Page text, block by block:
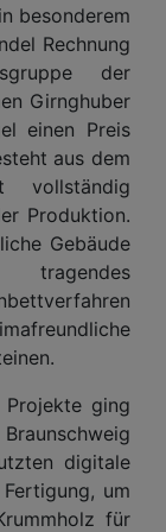
besonderem
Rechnung
der
Girnghuber
einen Preis
aus dem
vollständig
Produktion.
Gebäude
Projekte ging
digitale
um
für